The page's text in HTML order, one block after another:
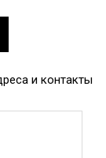
и контакты